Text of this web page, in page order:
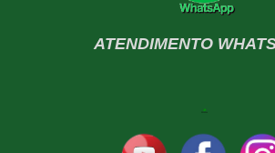
ATENDIMENTO